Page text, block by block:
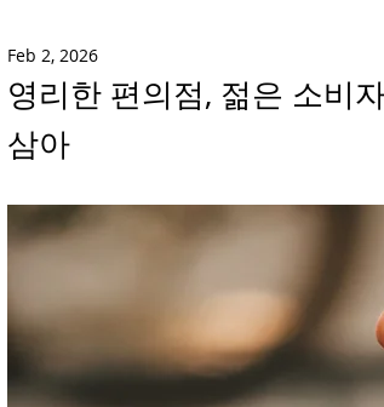
Feb 2, 2026
영리한 편의점, 젊은 소비
삼아